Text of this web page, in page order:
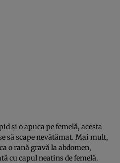
și o apuca pe femelă, acesta
să scape nevătămat. Mai mult,
o rană gravă la abdomen,
cu capul neatins de femelă.